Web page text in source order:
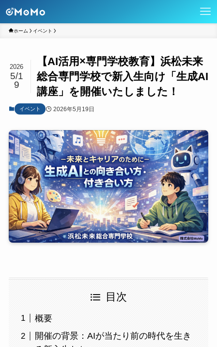
ホーム イベント
【AI活用×専門学校教育】浜松未来
総合専門学校で新入生向け「生成AI
講座」を開催いたしました！
2026
5/1
9
イベント 2026年5月19日
目次
概要
開催の背景：AIが当たり前の時代を生き